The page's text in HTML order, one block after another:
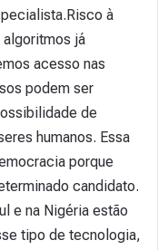
à
já
acesso nas
podem ser
de
humanos. Essa
porque
candidato.
e na Nigéria estão
tipo de tecnologia,